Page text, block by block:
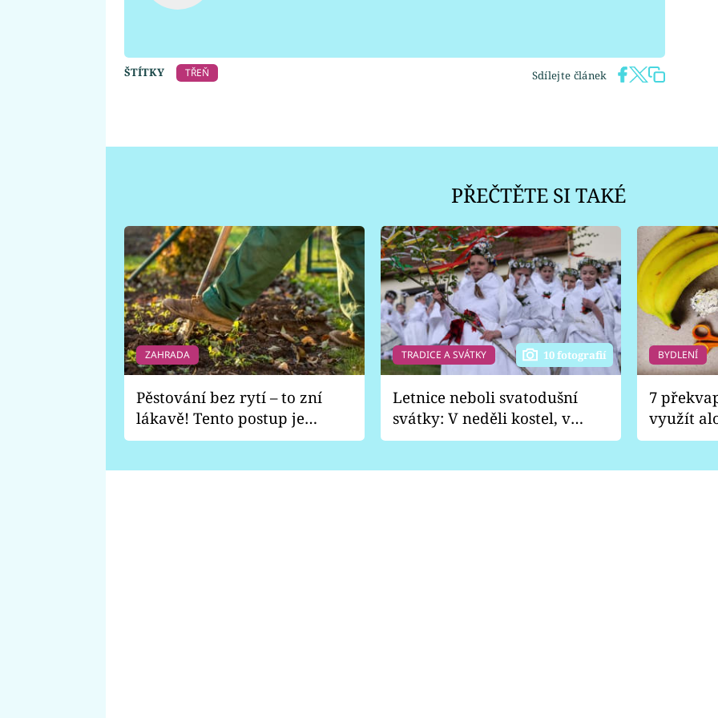
Sdílejte článek
ŠTÍTKY TŘEŇ
PŘEČTĚTE SI TAKÉ
ZAHRADA
Pěstování bez rytí – to zní
lákavě! Tento postup je
vhodný jen pro některé
TRADICE A SVÁTKY 10 fotografií
Letnice neboli svatodušní
svátky: V neděli kostel, v
pondělí zábava
BYDLENÍ
7
využít